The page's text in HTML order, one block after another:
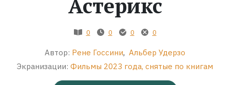
Экранизации
0 0 0 0
Автор: Рене Госсини, Альбер Удерзо
Экранизации: Фильмы 2023 года, снятые по книгам